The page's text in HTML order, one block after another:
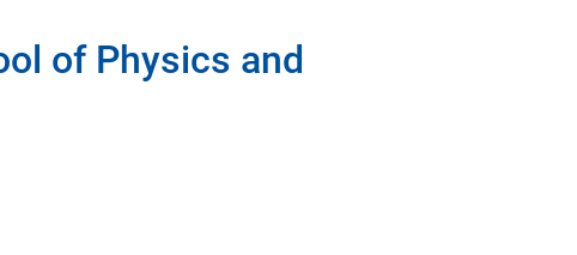
of Physics and